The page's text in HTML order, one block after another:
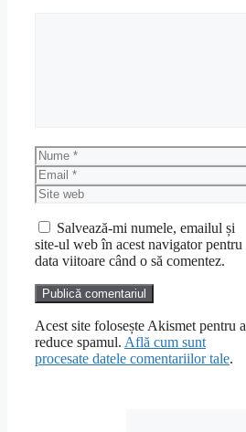
Nume
Email
Site
web
Salvează-mi numele, emailul și
site-ul web în acest navigator pentru
data viitoare când o să comentez.
Acest site folosește Akismet pentru a
reduce spamul. Află cum sunt
procesate datele comentariilor tale.